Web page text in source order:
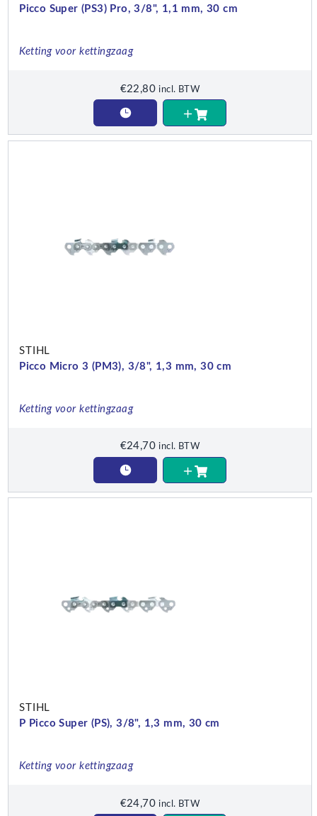
Picco Super (PS3) Pro, 3/8", 1,1 mm, 30 cm
Ketting voor kettingzaag
€22,80 incl. BTW
STIHL
Picco Micro 3 (PM3), 3/8", 1,3 mm, 30 cm
Ketting voor kettingzaag
€24,70 incl. BTW
STIHL
P Picco Super (PS), 3/8", 1,3 mm, 30 cm
Ketting voor kettingzaag
€24,70 incl. BTW